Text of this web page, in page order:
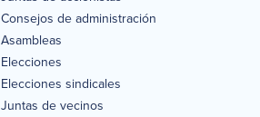
Consejos de administración
Asambleas
Elecciones
Elecciones sindicales
Juntas de vecinos